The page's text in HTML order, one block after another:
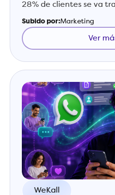
28% de clientes se va
Subido por:Marketing
Ver
WeKall